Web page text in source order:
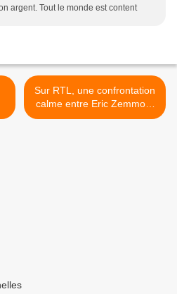
argent. Tout le monde est content
Sur RTL, une confrontation
calme entre Eric Zemmour
et Alain Duhamel à propos